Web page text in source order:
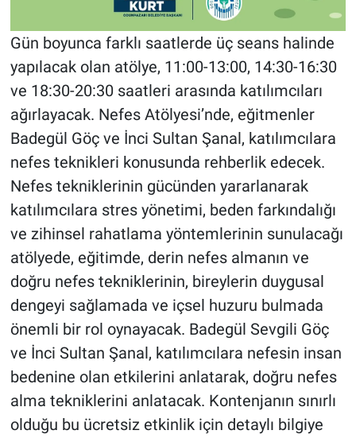
Gün boyunca farklı saatlerde üç seans halinde
yapılacak olan atölye, 11:00-13:00, 14:30-16:30
ve 18:30-20:30 saatleri arasında katılımcıları
ağırlayacak. Nefes Atölyesi’nde, eğitmenler
Badegül Göç ve İnci Sultan Şanal, katılımcılara
nefes teknikleri konusunda rehberlik edecek.
Nefes tekniklerinin gücünden yararlanarak
katılımcılara stres yönetimi, beden farkındalığı
ve zihinsel rahatlama yöntemlerinin sunulacağı
atölyede, eğitimde, derin nefes almanın ve
doğru nefes tekniklerinin, bireylerin duygusal
dengeyi sağlamada ve içsel huzuru bulmada
önemli bir rol oynayacak. Badegül Sevgili Göç
ve İnci Sultan Şanal, katılımcılara nefesin insan
bedenine olan etkilerini anlatarak, doğru nefes
alma tekniklerini anlatacak. Kontenjanın sınırlı
olduğu bu ücretsiz etkinlik için detaylı bilgiye